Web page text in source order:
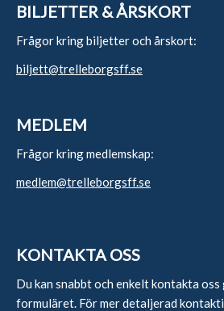
BILJETTER & ÅRSKORT
Frågor kring biljetter och årskort:
biljett@trelleborgsff.se
MEDLEM
Frågor kring medlemskap:
medlem@trelleborgsff.se
KONTAKTA OSS
Du kan snabbt och enkelt kontakta
formuläret. För mer detaljerad